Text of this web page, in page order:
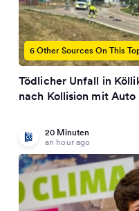
6 Other Sources On This
Tödlicher Unfall in
nach Kollision mit Auto
20 Minuten
an hour ago